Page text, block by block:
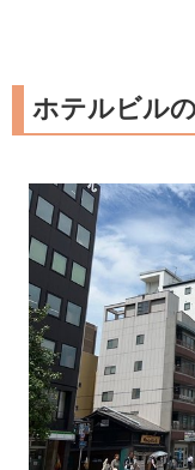
ホテルビル